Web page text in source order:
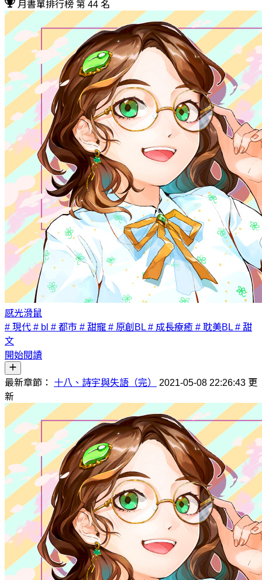
月書單排行榜 第 44 名
感光滑鼠
# 現代 # bl # 都市 # 甜寵 # 原創BL # 成長療癒 # 耽美BL # 甜
文
開始閱讀
最新章節： 十八、詩宇與失語（完）
2021-05-08 22:26:43 更
新